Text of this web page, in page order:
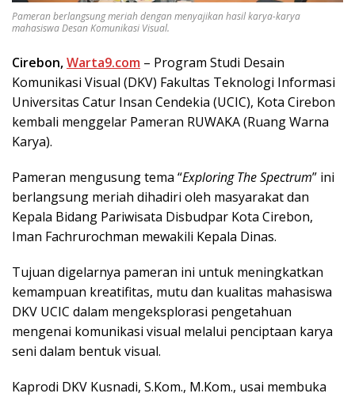
Pameran berlangsung meriah dengan menyajikan hasil karya-karya
mahasiswa Desan Komunikasi Visual.
Cirebon,Warta9.com – Program Studi Desain
Komunikasi Visual (DKV) Fakultas Teknologi Informasi
Universitas Catur Insan Cendekia (UCIC), Kota Cirebon
kembali menggelar Pameran RUWAKA (Ruang Warna
Karya).
Pameran mengusung tema “Exploring The Spectrum” ini
berlangsung meriah dihadiri oleh masyarakat dan
Kepala Bidang Pariwisata Disbudpar Kota Cirebon,
Iman Fachrurochman mewakili Kepala Dinas.
Tujuan digelarnya pameran ini untuk meningkatkan
kemampuan kreatifitas, mutu dan kualitas mahasiswa
DKV UCIC dalam mengeksplorasi pengetahuan
mengenai komunikasi visual melalui penciptaan karya
seni dalam bentuk visual.
Kaprodi DKV Kusnadi, S.Kom., M.Kom., usai membuka